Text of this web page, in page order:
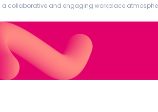
and engaging workplace atmosphere. Job